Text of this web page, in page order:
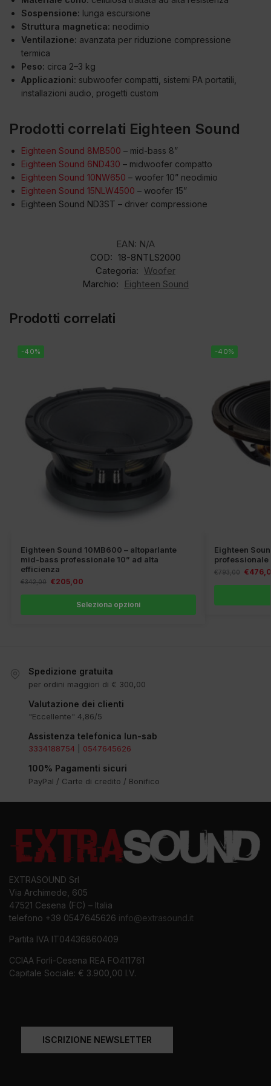
Sospensione: lunga escursione
Struttura magnetica: neodimio
Ventilazione: avanzata per riduzione compressione
termica
Peso: circa 2–3 kg
Applicazioni: subwoofer compatti, sistemi PA portatili,
installazioni audio, progetti custom
Prodotti correlati Eighteen Sound
Eighteen Sound 8MB500 – mid-bass 8”
Eighteen Sound 6ND430 – midwoofer compatto
Eighteen Sound 10NW650 – woofer 10” neodimio
Eighteen Sound 15NLW4500 – woofer 15”
Eighteen Sound ND3ST – driver compressione
EAN: N/A
COD: 18-8NTLS2000
Categoria: Woofer
Marchio:
Eighteen Sound
Prodotti correlati
-40%
Eighteen Sound 10MB600 – altoparlante
mid-bass professionale 10” ad alta
efficienza
€342,00 €205,00
Seleziona opzioni
-40%
Eighteen
professionale
€793,00 €
Spedizione gratuita
per ordini maggiori di € 300,00
Valutazione dei clienti
"Eccellente" 4,86/5
Assistenza telefonica lun-sab
3334188754 0547645626
100% Pagamenti sicuri
PayPal / Carte di credito / Bonifico
EXTRASOUND Srl
Via Archimede, 605
47521 Cesena (FC) – Italia
telefono +39 0547645626 info@extrasound.it
Partita IVA IT04436860409
CCIAA Forlì-Cesena REA FO411761
Capitale Sociale: € 3.900,00 I.V.
ISCRIZIONE NEWSLETTER